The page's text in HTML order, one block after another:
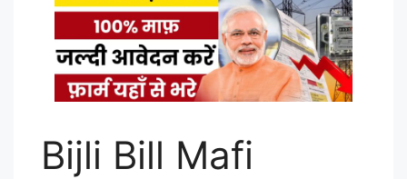
Bijli Bill Mafi